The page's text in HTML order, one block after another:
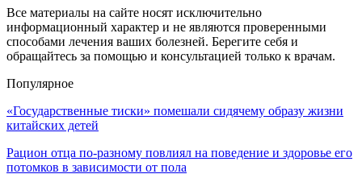
Все материалы на сайте носят исключительно
информационный характер и не являются проверенными
способами лечения ваших болезней. Берегите себя и
обращайтесь за помощью и консультацией только к врачам.
Популярное
«Государственные тиски» помешали сидячему образу жизни
китайских детей
Рацион отца по-разному повлиял на поведение и здоровье его
потомков в зависимости от пола